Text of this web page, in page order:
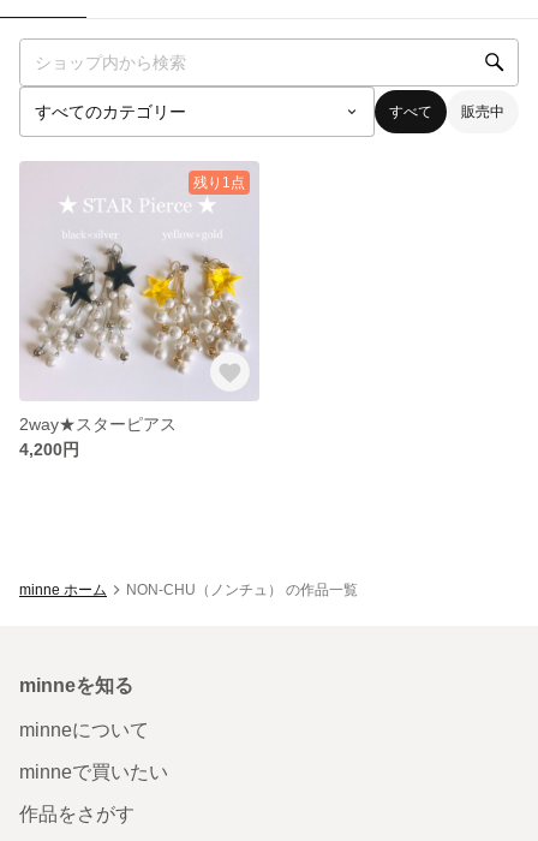
すべて 販売中
残り1点
2way★スターピアス
4,200円
minne ホーム NON-CHU（ノンチュ） の作品一覧
minneを知る
minneについて
minneで買いたい
作品をさがす